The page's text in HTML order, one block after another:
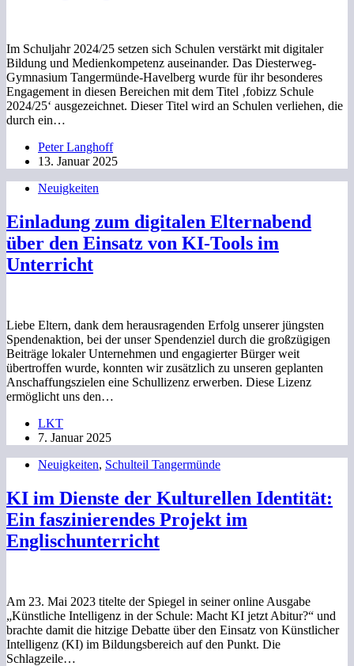
Im Schuljahr 2024/25 setzen sich Schulen verstärkt mit digitaler
Bildung und Medienkompetenz auseinander. Das Diesterweg-
Gymnasium Tangermünde-Havelberg wurde für ihr besonderes
Engagement in diesen Bereichen mit dem Titel ‚fobizz Schule
2024/25‘ ausgezeichnet. Dieser Titel wird an Schulen verliehen, die
durch ein…
Peter Langhoff
13. Januar 2025
Neuigkeiten
Einladung zum digitalen Elternabend
über den Einsatz von KI-Tools im
Unterricht
Liebe Eltern, dank dem herausragenden Erfolg unserer jüngsten
Spendenaktion, bei der unser Spendenziel durch die großzügigen
Beiträge lokaler Unternehmen und engagierter Bürger weit
übertroffen wurde, konnten wir zusätzlich zu unseren geplanten
Anschaffungszielen eine Schullizenz erwerben. Diese Lizenz
ermöglicht uns den…
LKT
7. Januar 2025
Neuigkeiten, Schulteil Tangermünde
KI im Dienste der Kulturellen Identität:
Ein faszinierendes Projekt im
Englischunterricht
Am 23. Mai 2023 titelte der Spiegel in seiner online Ausgabe
„Künstliche Intelligenz in der Schule: Macht KI jetzt Abitur?“ und
brachte damit die hitzige Debatte über den Einsatz von Künstlicher
Intelligenz (KI) im Bildungsbereich auf den Punkt. Die
Schlagzeile…